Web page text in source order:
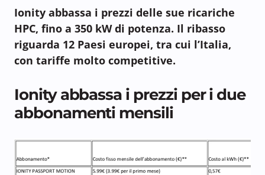
Ionity abbassa i prezzi delle sue ricariche
HPC, fino a 350 kW di potenza. Il ribasso
riguarda 12 Paesi europei, tra cui l’Italia,
con tariffe molto competitive.
Ionity abbassa i prezzi per i due
abbonamenti mensili